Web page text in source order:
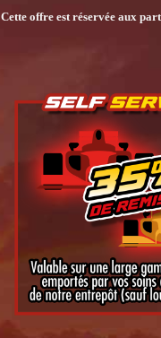
Cette offre est réservée aux